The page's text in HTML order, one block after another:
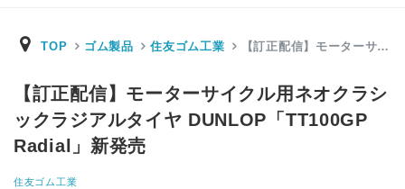
TOP ゴム製品 住友ゴム工業 【訂正配信】モーターサ…
【訂正配信】モーターサイクル用ネオクラシ
ックラジアルタイヤ DUNLOP「TT100GP
Radial」新発売
住友ゴム工業